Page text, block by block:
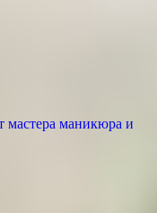
мастера маникюра и